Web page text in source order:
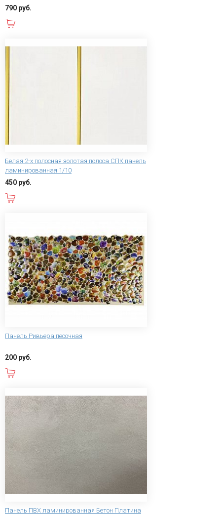
790 руб.
Белая 2-х полосная золотая полоса СПК панель
ламинированная 1/10
450 руб.
Панель Ривьера песочная
200 руб.
Панель ПВХ ламинированная Бетон Платина